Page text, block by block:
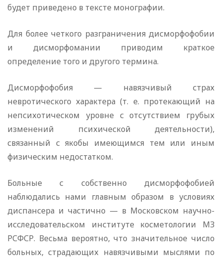
будет приведено в тексте монографии.
Для более четкого разграничения дисморфофобии
и дисморфомании приводим краткое
определение того и другого термина.
Дисморфофобия — навязчивый страх
невротического характера (т. е. протекающий на
непсихотическом уровне с отсутствием грубых
изменений психической деятельности),
связанный с якобы имеющимся тем или иным
физическим недостатком.
Больные с собственно дисморфофобией
наблюдались нами главным образом в условиях
диспансера и частично — в Московском научно-
исследовательском институте косметологии МЗ
РСФСР. Весьма вероятно, что значительное число
больных, страдающих навязчивыми мыслями по